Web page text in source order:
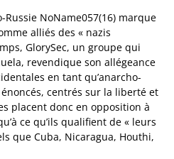
NoName057(16) marque
alliés des « nazis
GlorySec, un groupe qui
revendique son allégeance
en tant qu’anarcho-
centrés sur la liberté et
placent donc en opposition à
ce qu’ils qualifient de « leurs
que Cuba, Nicaragua, Houthi,